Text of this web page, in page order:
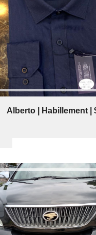
Alberto | Habillement |